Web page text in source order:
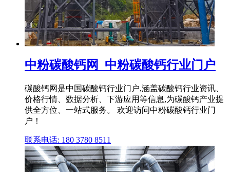
中粉碳酸钙网_中粉碳酸钙行业门户
碳酸钙网是中国碳酸钙行业门户,涵盖碳酸钙行业资讯、
价格行情、数据分析、下游应用等信息,为碳酸钙产业提
供全方位、一站式服务。 欢迎访问中粉碳酸钙行业门
户！
联系电话: 180 3780 8511